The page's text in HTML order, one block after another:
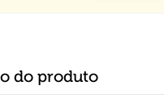
do produto